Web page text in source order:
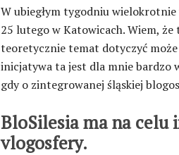
W ubiegłym tygodniu wielokrotnie
25 lutego w Katowicach. Wiem,
teoretycznie temat dotyczyć
inicjatywa ta jest dla mnie bardzo
gdy o zintegrowanej śląskiej
BloSilesia ma na celu
vlogosfery.